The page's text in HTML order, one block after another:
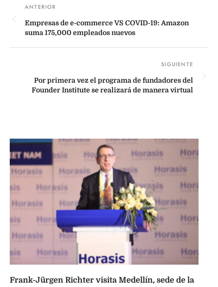
Empresas de e-commerce VS COVID-19: Amazon
suma 175,000 empleados nuevos
Por primera vez el programa de fundadores del
Founder Institute se realizará de manera virtual
Frank-Jürgen Richter visita Medellín, sede de la